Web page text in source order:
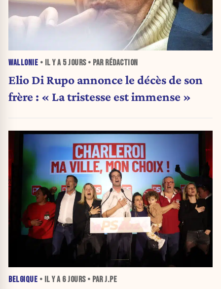
WALLONIE • IL Y A 5 JOURS• PAR RÉDACTION
Elio Di Rupo annonce le décès de son
frère : « La tristesse est immense »
BELGIQUE • IL Y A 6 JOURS• PAR J.PE